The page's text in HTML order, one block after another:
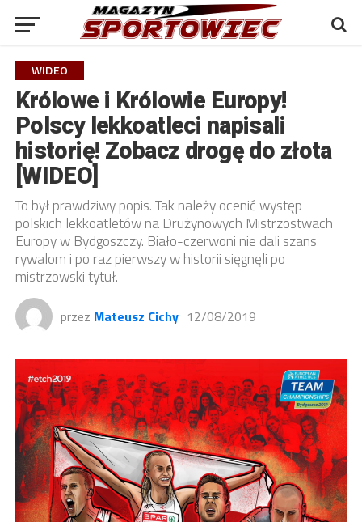
WIDEO
Królowe i Królowie Europy!
Polscy lekkoatleci napisali
historię! Zobacz drogę do złota
[WIDEO]
To był prawdziwy popis. Tak należy ocenić występ
polskich lekkoatletów na Drużynowych Mistrzostwach
Europy w Bydgoszczy. Biało-czerwoni nie dali szans
rywalom i po raz pierwszy w historii sięgnęli po
mistrzowski tytuł.
przez Mateusz Cichy 12/08/2019